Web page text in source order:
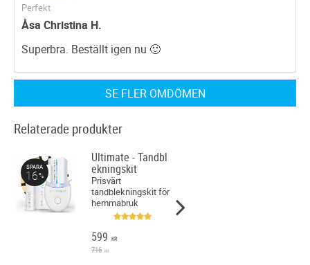
Perfekt
Åsa Christina H.
Superbra. Beställt igen nu 🙂
SE FLER OMDÖMEN
Relaterade produkter
Ultimate - Tandbl
ekningskit
Prisvärt
tandblekningskit för
hemmabruk
599 KR
716 KR
SPARA
16%